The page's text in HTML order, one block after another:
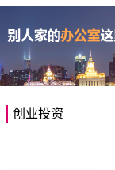
创业投资